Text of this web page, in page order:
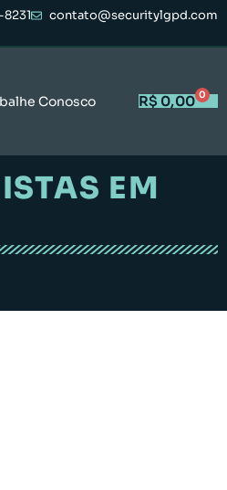
contato@securitylgpd.com
Conosco R$ 0,00 0
EM